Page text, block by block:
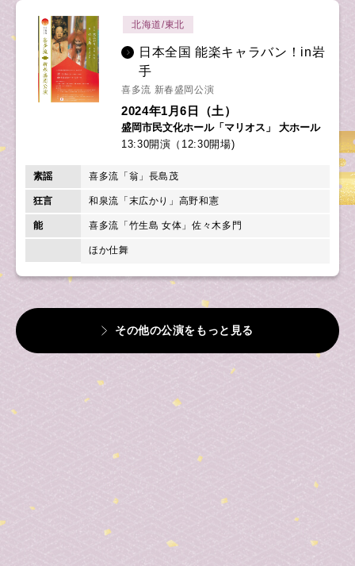
北海道/東北
日本全国 能楽キャラバン！in岩
手
喜多流 新春盛岡公演
2024年1月6日（土）
盛岡市民文化ホール「マリオス」 大ホール
13:30開演（12:30開場)
素謡 喜多流「翁」長島茂
狂言 和泉流「末広かり」高野和憲
能 喜多流「竹生島 女体」佐々木多門
ほか仕舞
その他の公演をもっと見る